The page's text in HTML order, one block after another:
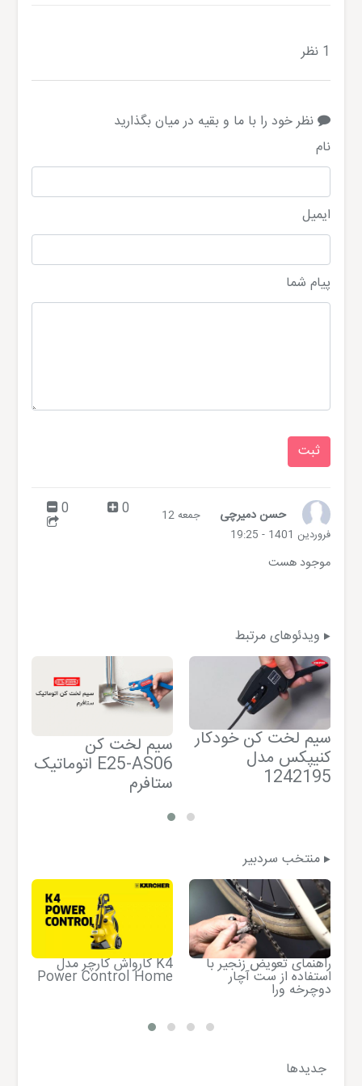
1 نظر
نظر خود را با ما و بقیه در میان بگذارید
نام
ایمیل
پیام شما
حسن دمیرچی
جمعه 12
فروردین 1401 - 19:25
0
0
موجود هست
ویدئوهای مرتبط
سیم لخت کن
اتوماتیک E25-AS06
ستافرم
سیم لخت کن خودکار
کنیپکس مدل
1242195
منتخب سردبیر
کارواش کارچر مدل K4
Power Control Home
راهنمای تعویض زنجیر با
استفاده از ست آچار
دوچرخه ورا
جدیدها